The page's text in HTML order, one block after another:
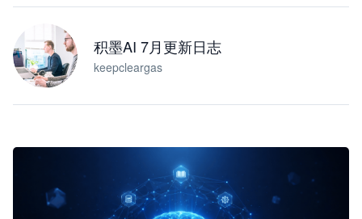
积墨AI 7月更新日志
keepcleargas